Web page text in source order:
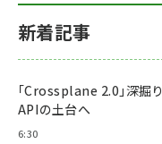
新着記事
「Crossplane 2.0」深掘
APIの土台へ
6:30